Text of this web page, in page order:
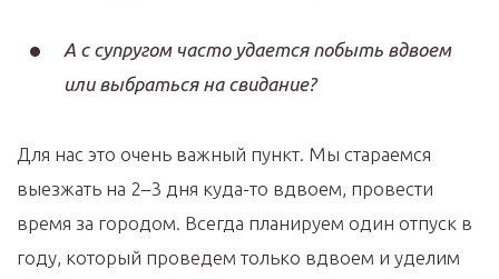
А с супругом часто удается побыть вдвоем
или выбраться на свидание?
Для нас это очень важный пункт. Мы стараемся
выезжать на 2–3 дня куда-то вдвоем, провести
время за городом. Всегда планируем один отпуск в
году, который проведем только вдвоем и уделим